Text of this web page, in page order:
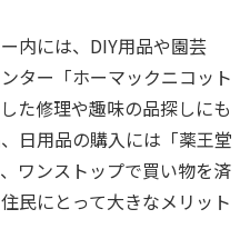
内には、DIY用品や園芸
ター「ホーマックニコット
た修理や趣味の品探しにも
日用品の購入には「薬王堂
ワンストップで買い物を済
民にとって大きなメリット